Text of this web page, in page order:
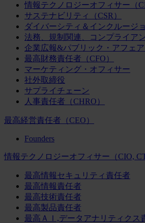
情報テクノロジーオフィサー（
サステナビリティ（CSR）
ダイバーシティ＆インクルージ
法務、規制関連、コンプライア
企業広報&パブリック・アフェ
最高財務責任者（CFO）
マーケティング・オフィサー
社外取締役
サプライチェーン
人事責任者（CHRO）
最高経営責任者（CEO）
Founders
情報テクノロジーオフィサー（CIO,
最高情報セキュリティ責任者
最高情報責任者
最高技術責任者
最高製品責任者
最高ＡＩ,データアナリティクス